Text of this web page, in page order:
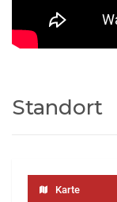
Standort
Karte